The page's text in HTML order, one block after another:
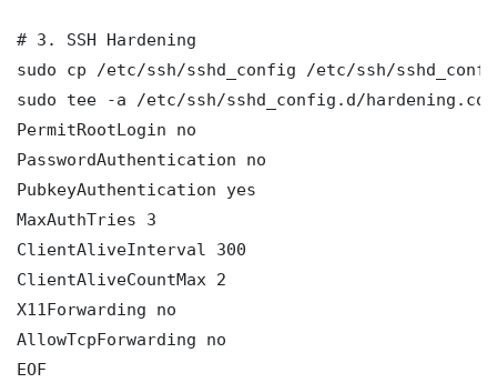
# 3. SSH Hardening
sudo cp /etc/ssh/sshd_config /etc/ssh/
sudo tee -a /etc/ssh/sshd_config.d/
PermitRootLogin no
PasswordAuthentication no
PubkeyAuthentication yes
MaxAuthTries 3
ClientAliveInterval 300
ClientAliveCountMax 2
X11Forwarding no
AllowTcpForwarding no
EOF